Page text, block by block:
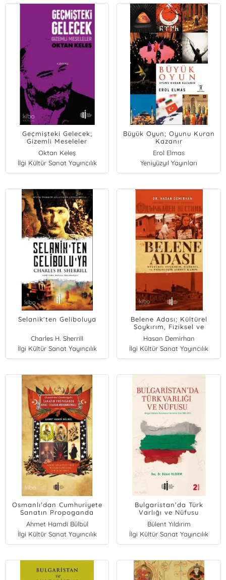
Geçmişteki Gelecek;
Gizemli Meseleler
Oktan Keleş
İlgi Kültür Sanat Yayıncılık
Büyük Oyun; Oyunu Kuran
Kazanır
Erol Elmas
Yeniyüzyıl Yayınları
Selanik'ten Geliboluya
Charles H. Sherrill
İlgi Kültür Sanat Yayıncılık
Belene Adası; Kültürel
Soykırım, Fiziksel ve
Psikolojik Şiddet Kampı
Hasan Demirhan
İlgi Kültür Sanat Yayıncılık
Osmanlı'dan Cumhuriyete
Sanatın Propoganda
Aracı Olarak Kullanılması
Ahmet Hamdi Bülbül
İlgi Kültür Sanat Yayıncılık
Bulgaristan'da Türk
Varlığı ve Nüfusu
Bülent Yıldırım
İlgi Kültür Sanat Yayıncılık